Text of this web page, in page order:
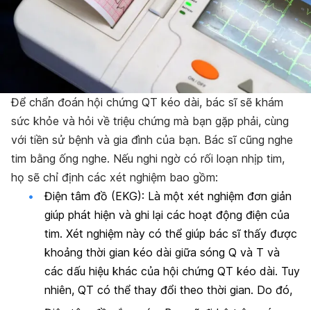
Để chẩn đoán hội chứng QT kéo dài, bác sĩ sẽ khám
sức khỏe và hỏi về triệu chứng mà bạn gặp phải, cùng
với tiền sử bệnh và gia đình của bạn. Bác sĩ cũng nghe
tim bằng ống nghe. Nếu nghi ngờ có rối loạn nhịp tim,
họ sẽ chỉ định các xét nghiệm bao gồm:
Điện tâm đồ (EKG): Là một xét nghiệm đơn giản
giúp phát hiện và ghi lại các hoạt động điện của
tim. Xét nghiệm này có thể giúp bác sĩ thấy được
khoảng thời gian kéo dài giữa sóng Q và T và
các dấu hiệu khác của hội chứng QT kéo dài. Tuy
nhiên, QT có thể thay đổi theo thời gian. Do đó,